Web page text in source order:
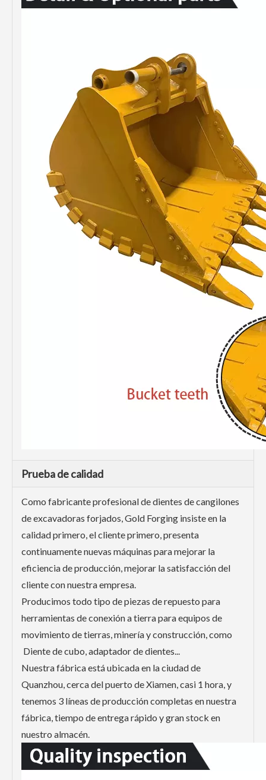
Prueba de calidad
Como fabricante profesional de dientes de cangilones
de excavadoras forjados, Gold Forging insiste en la
calidad primero, el cliente primero, presenta
continuamente nuevas máquinas para mejorar la
eficiencia de producción, mejorar la satisfacción del
cliente con nuestra empresa.
Producimos todo tipo de piezas de repuesto para
herramientas de conexión a tierra para equipos de
movimiento de tierras, minería y construcción, como
Diente de cubo, adaptador de dientes...
Nuestra fábrica está ubicada en la ciudad de
Quanzhou, cerca del puerto de Xiamen, casi 1 hora, y
tenemos 3 líneas de producción completas en nuestra
fábrica, tiempo de entrega rápido y gran stock en
nuestro almacén.